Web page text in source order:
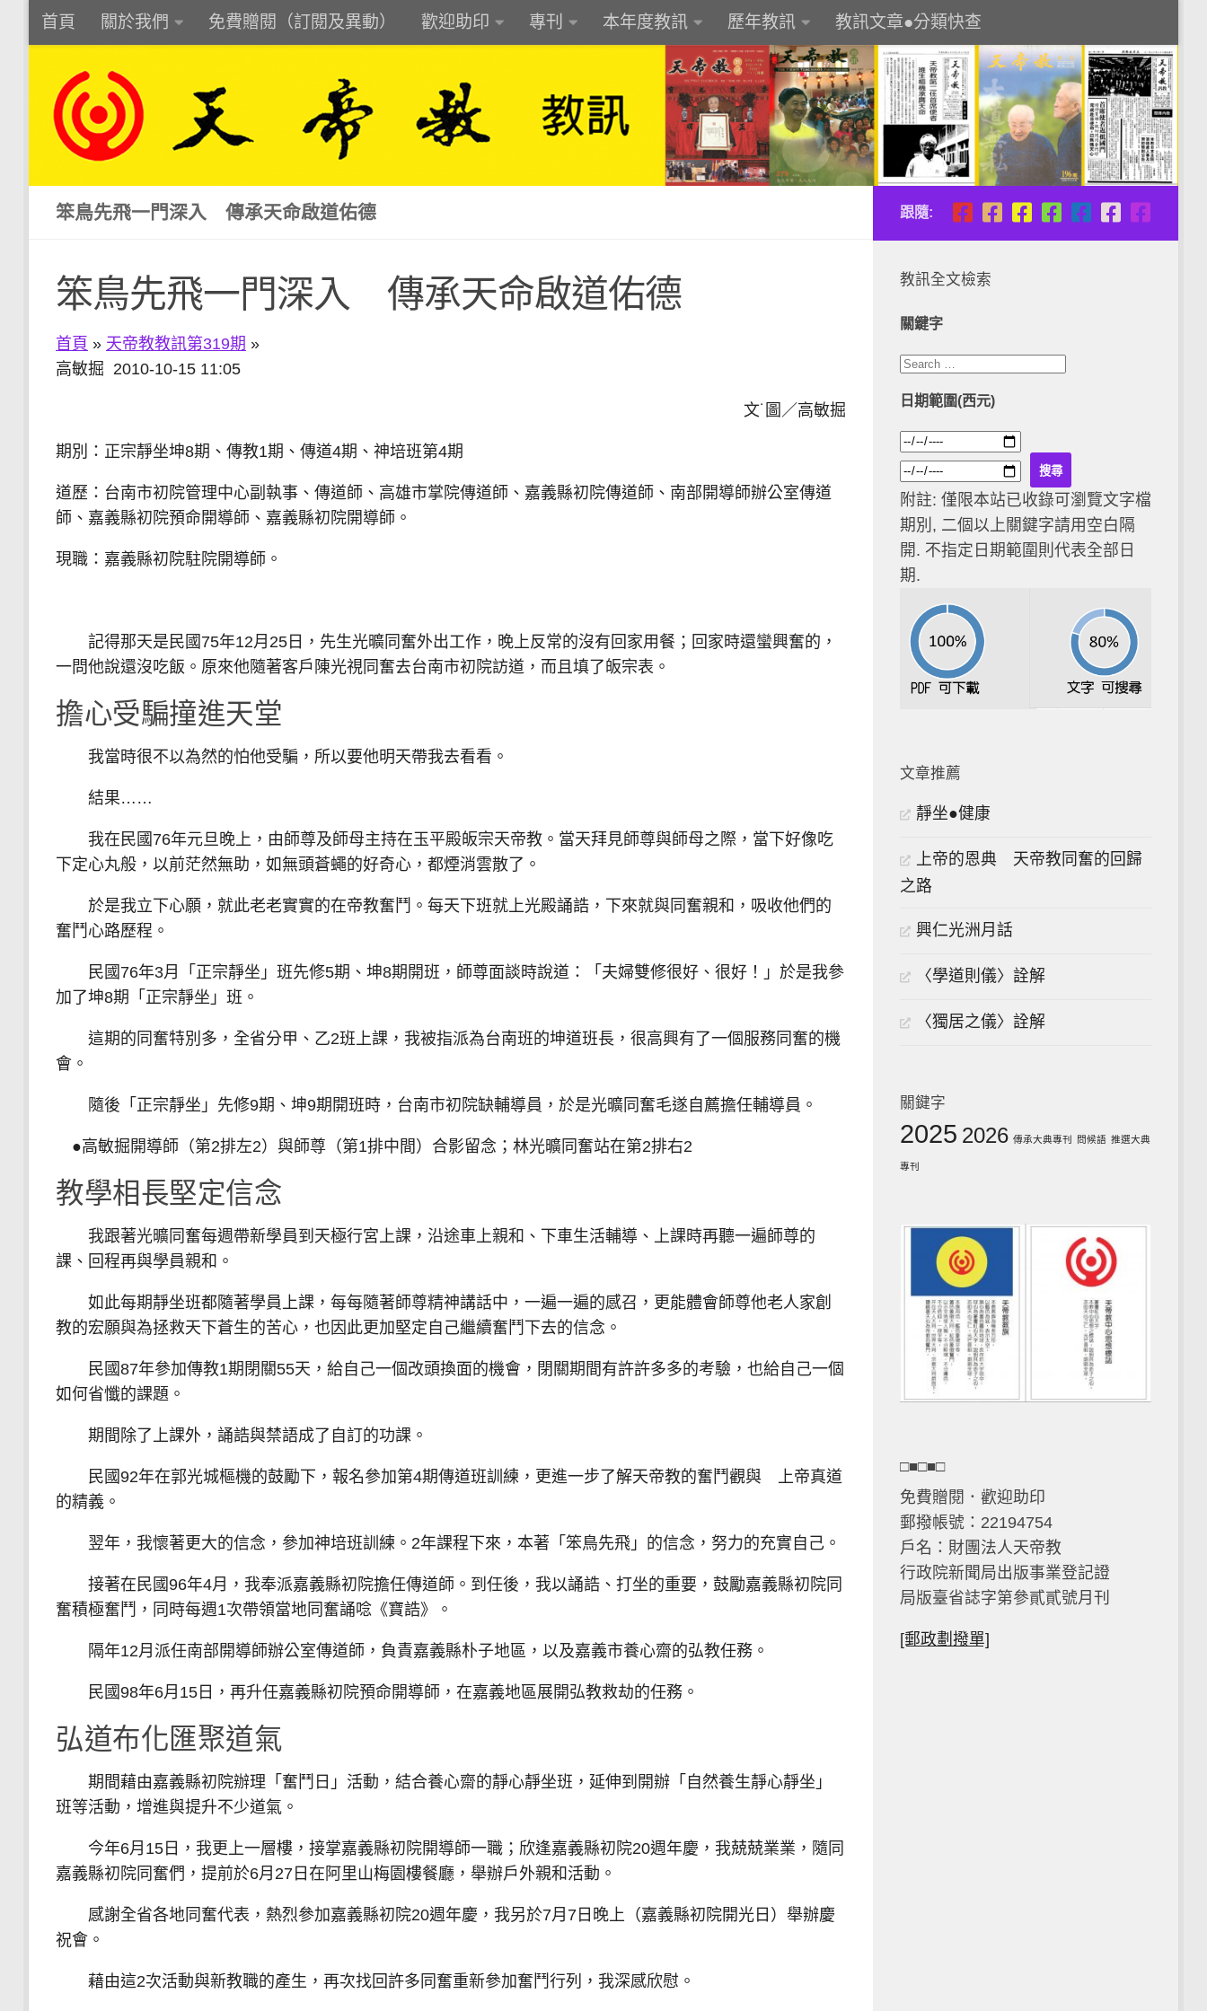
Skip to content
首頁 關於我們 免費贈閱（訂閱及異動） 歡迎助印 專刊 本年度教訊 歷年教訊 教訊文章●分類快查
笨鳥先飛一門深入 傳承天命啟道佑德
笨鳥先飛一門深入 傳承天命啟道佑德
首頁 » 天帝教教訊第319期 »
高敏掘 2010-10-15 11:05
文˙圖／高敏掘
期別：正宗靜坐坤8期、傳教1期、傳道4期、神培班第4期
道歷：台南市初院管理中心副執事、傳道師、高雄市掌院傳道師、嘉義縣初院傳道師、南部開導師辦公室傳道
師、嘉義縣初院預命開導師、嘉義縣初院開導師。
現職：嘉義縣初院駐院開導師。
記得那天是民國75年12月25日，先生光曠同奮外出工作，晚上反常的沒有回家用餐；回家時還蠻興奮的，
一問他說還沒吃飯。原來他隨著客戶陳光視同奮去台南市初院訪道，而且填了皈宗表。
擔心受騙撞進天堂
我當時很不以為然的怕他受騙，所以要他明天帶我去看看。
結果……
我在民國76年元旦晚上，由師尊及師母主持在玉平殿皈宗天帝教。當天拜見師尊與師母之際，當下好像吃
下定心丸般，以前茫然無助，如無頭蒼蠅的好奇心，都煙消雲散了。
於是我立下心願，就此老老實實的在帝教奮鬥。每天下班就上光殿誦誥，下來就與同奮親和，吸收他們的
奮鬥心路歷程。
民國76年3月「正宗靜坐」班先修5期、坤8期開班，師尊面談時說道：「夫婦雙修很好、很好！」於是我參
加了坤8期「正宗靜坐」班。
這期的同奮特別多，全省分甲、乙2班上課，我被指派為台南班的坤道班長，很高興有了一個服務同奮的機
會。
隨後「正宗靜坐」先修9期、坤9期開班時，台南市初院缺輔導員，於是光曠同奮毛遂自薦擔任輔導員。
●高敏掘開導師（第2排左2）與師尊（第1排中間）合影留念；林光曠同奮站在第2排右2
教學相長堅定信念
我跟著光曠同奮每週帶新學員到天極行宮上課，沿途車上親和、下車生活輔導、上課時再聽一遍師尊的
課、回程再與學員親和。
如此每期靜坐班都隨著學員上課，每每隨著師尊精神講話中，一遍一遍的感召，更能體會師尊他老人家創
教的宏願與為拯救天下蒼生的苦心，也因此更加堅定自己繼續奮鬥下去的信念。
民國87年參加傳教1期閉關55天，給自己一個改頭換面的機會，閉關期間有許許多多的考驗，也給自己一個
如何省懺的課題。
期間除了上課外，誦誥與禁語成了自訂的功課。
民國92年在郭光城樞機的鼓勵下，報名參加第4期傳道班訓練，更進一步了解天帝教的奮鬥觀與 上帝真道
的精義。
翌年，我懷著更大的信念，參加神培班訓練。2年課程下來，本著「笨鳥先飛」的信念，努力的充實自己。
接著在民國96年4月，我奉派嘉義縣初院擔任傳道師。到任後，我以誦誥、打坐的重要，鼓勵嘉義縣初院同
奮積極奮鬥，同時每週1次帶領當地同奮誦唸《寶誥》。
隔年12月派任南部開導師辦公室傳道師，負責嘉義縣朴子地區，以及嘉義市養心齋的弘教任務。
民國98年6月15日，再升任嘉義縣初院預命開導師，在嘉義地區展開弘教救劫的任務。
弘道布化匯聚道氣
期間藉由嘉義縣初院辦理「奮鬥日」活動，結合養心齋的靜心靜坐班，延伸到開辦「自然養生靜心靜坐」
班等活動，增進與提升不少道氣。
今年6月15日，我更上一層樓，接掌嘉義縣初院開導師一職；欣逢嘉義縣初院20週年慶，我兢兢業業，隨同
嘉義縣初院同奮們，提前於6月27日在阿里山梅園樓餐廳，舉辦戶外親和活動。
感謝全省各地同奮代表，熱烈參加嘉義縣初院20週年慶，我另於7月7日晚上（嘉義縣初院開光日）舉辦慶
祝會。
藉由這2次活動與新教職的產生，再次找回許多同奮重新參加奮鬥行列，我深感欣慰。
跟隨:
教訊全文檢索
關鍵字
日期範圍(西元)
附註: 僅限本站已收錄可瀏覽文字檔
期別, 二個以上關鍵字請用空白隔
開. 不指定日期範圍則代表全部日
期.
文章推薦
靜坐●健康
上帝的恩典 天帝教同奮的回歸
之路
興仁光洲月話
〈學道則儀〉詮解
〈獨居之儀〉詮解
關鍵字
2025 2026 傳承大典專刊 問候語 推選大典
專刊
□■□■□
免費贈閱．歡迎助印
郵撥帳號：22194754
戶名：財團法人天帝教
行政院新聞局出版事業登記證
局版臺省誌字第參貳貳號月刊
[郵政劃撥單]